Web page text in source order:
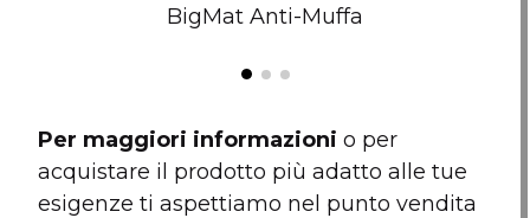
BigMat Anti-Muffa
Per maggiori informazioni o per
acquistare il prodotto più adatto alle tue
esigenze ti aspettiamo nel punto vendita